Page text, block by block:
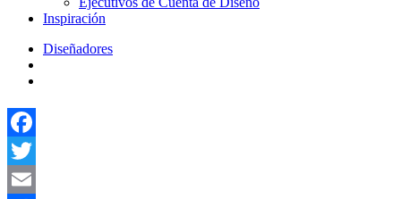
Inspiración
Diseñadores
Facebook
Twitter